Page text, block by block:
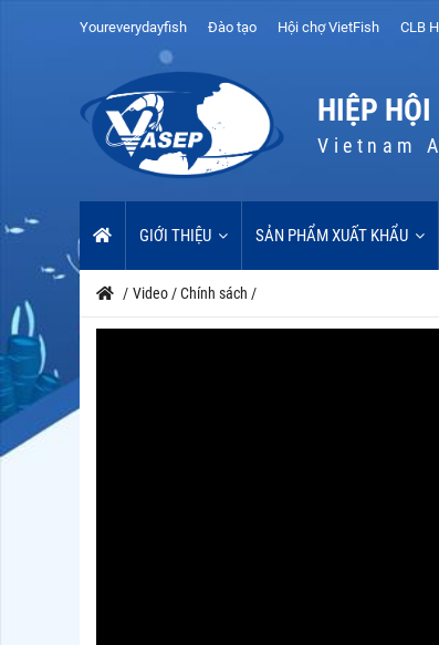
Youreverydayfish Đào tạo Hội chợ VietFish CLB
HIỆP
Vietnam
GIỚI THIỆU SẢN PHẨM XUẤT KHẨU
/ Video /Chính sách /